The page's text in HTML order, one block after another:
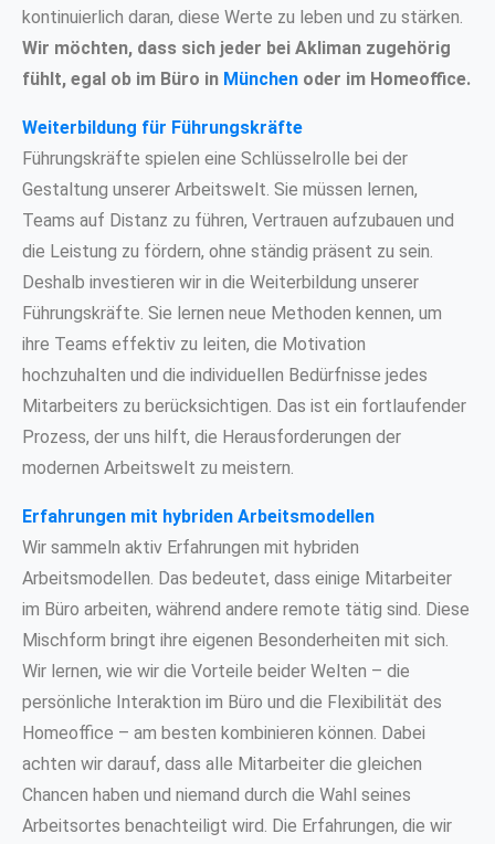
kontinuierlich daran, diese Werte zu leben und zu stärken.
Wir möchten, dass sich jeder bei Akliman zugehörig
fühlt, egal ob im Büro in München oder im Homeoffice.
Weiterbildung für Führungskräfte
Führungskräfte spielen eine Schlüsselrolle bei der
Gestaltung unserer Arbeitswelt. Sie müssen lernen,
Teams auf Distanz zu führen, Vertrauen aufzubauen und
die Leistung zu fördern, ohne ständig präsent zu sein.
Deshalb investieren wir in die Weiterbildung unserer
Führungskräfte. Sie lernen neue Methoden kennen, um
ihre Teams effektiv zu leiten, die Motivation
hochzuhalten und die individuellen Bedürfnisse jedes
Mitarbeiters zu berücksichtigen. Das ist ein fortlaufender
Prozess, der uns hilft, die Herausforderungen der
modernen Arbeitswelt zu meistern.
Erfahrungen mit hybriden Arbeitsmodellen
Wir sammeln aktiv Erfahrungen mit hybriden
Arbeitsmodellen. Das bedeutet, dass einige Mitarbeiter
im Büro arbeiten, während andere remote tätig sind. Diese
Mischform bringt ihre eigenen Besonderheiten mit sich.
Wir lernen, wie wir die Vorteile beider Welten – die
persönliche Interaktion im Büro und die Flexibilität des
Homeoffice – am besten kombinieren können. Dabei
achten wir darauf, dass alle Mitarbeiter die gleichen
Chancen haben und niemand durch die Wahl seines
Arbeitsortes benachteiligt wird. Die Erfahrungen, die wir